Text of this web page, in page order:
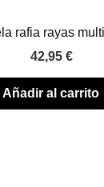
rafia rayas
42,95 €
Añadir al carrito